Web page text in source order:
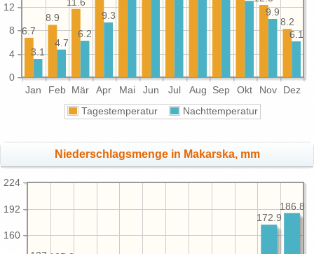
Jan Feb Mär Apr Mai Jun Jul Aug Sep Okt Nov Dez
0
4
8
12
8.2
11.6
8.9
6.7
6.1
9.9
9.3
6.2
4.7
3.1
Tagestemperatur Nachttemperatur
Niederschlagsmenge in Makarska, mm
160
192
224
186.8
172.9